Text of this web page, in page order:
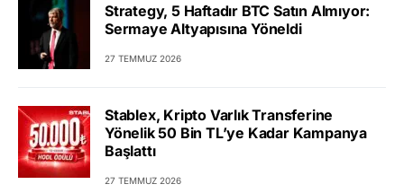
Strategy, 5 Haftadır BTC Satın Almıyor:
Sermaye Altyapısına Yöneldi
27 TEMMUZ 2026
Stablex, Kripto Varlık Transferine
Yönelik 50 Bin TL’ye Kadar Kampanya
Başlattı
27 TEMMUZ 2026